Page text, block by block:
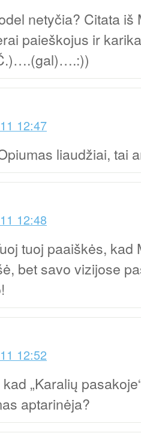
netyčia? Citata
paieškojus ir
12:47
liaudžiai, tai
12:48
tuoj paaiškės, kad
bet savo vizijose
12:52
„Karalių
aptarinėja?